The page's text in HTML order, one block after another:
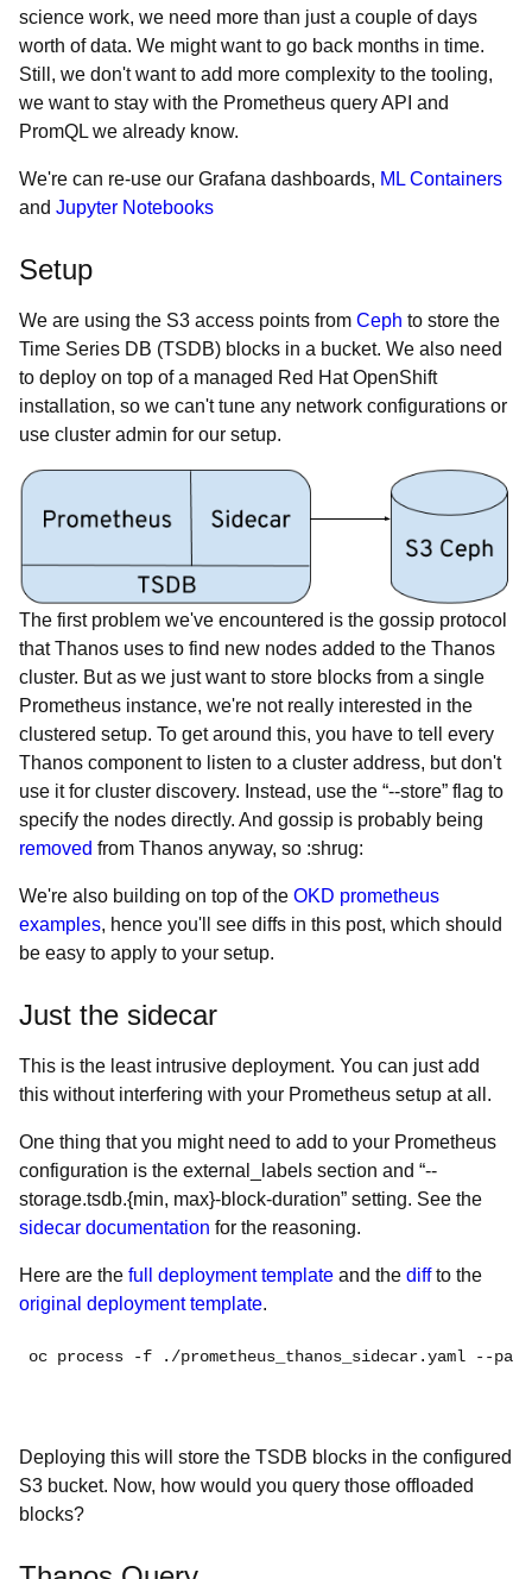
science work, we need more than just a couple of days
worth of data. We might want to go back months in time.
Still, we don't want to add more complexity to the tooling,
we want to stay with the Prometheus query API and
PromQL we already know.
We're can re-use our Grafana dashboards, ML Containers
and Jupyter Notebooks
Setup
We are using the S3 access points from Ceph to store the
Time Series DB (TSDB) blocks in a bucket. We also need
to deploy on top of a managed Red Hat OpenShift
installation, so we can't tune any network configurations or
use cluster admin for our setup.
The first problem we've encountered is the gossip protocol
that Thanos uses to find new nodes added to the Thanos
cluster. But as we just want to store blocks from a single
Prometheus instance, we're not really interested in the
clustered setup. To get around this, you have to tell every
Thanos component to listen to a cluster address, but don't
use it for cluster discovery. Instead, use the “--store” flag to
specify the nodes directly. And gossip is probably being
removed from Thanos anyway, so :shrug:
We're also building on top of the OKD prometheus
examples, hence you'll see diffs in this post, which should
be easy to apply to your setup.
Just the sidecar
This is the least intrusive deployment. You can just add
this without interfering with your Prometheus setup at all.
One thing that you might need to add to your Prometheus
configuration is the external_labels section and “--
storage.tsdb.{min, max}-block-duration” setting. See the
sidecar documentation for the reasoning.
Here are the full deployment template and the diffto the
original deployment template.
oc process -f ./prometheus_thanos_sidecar.yaml --param
Deploying this will store the TSDB blocks in the configured
S3 bucket. Now, how would you query those offloaded
blocks?